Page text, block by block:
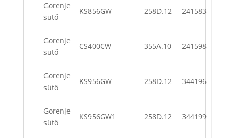
Gorenje
sütő
KS856GW 258D.12 241583
Gorenje
sütő
CS400CW 355A.10 241598
Gorenje
sütő
KS956GW 258D.12 344196
Gorenje
sütő
KS956GW1 258D.12 344199